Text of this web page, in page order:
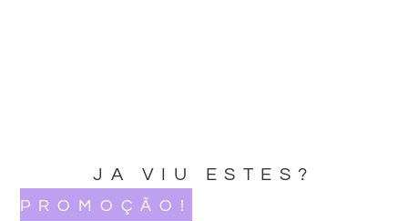
JA VIU ESTES?
PROMOÇÃO!